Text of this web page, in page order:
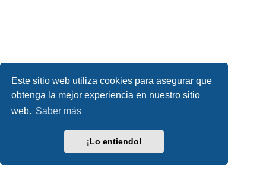
Este sitio web utiliza cookies para asegurar que
obtenga la mejor experiencia en nuestro sitio
web. Saber más
¡Lo entiendo!